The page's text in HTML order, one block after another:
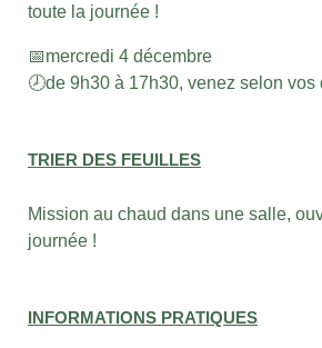
toute la journée !
📅mercredi 4 décembre
🕗de 9h30 à 17h30, venez selon vos
TRIER DES FEUILLES
Mission au chaud dans une salle,
journée !
INFORMATIONS PRATIQUES